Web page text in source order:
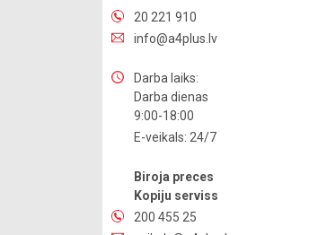
20 221 910
info@a4plus.lv
Darba laiks:
Darba dienas
9:00-18:00
E-veikals: 24/7
Biroja preces
Kopiju serviss
200 455 25